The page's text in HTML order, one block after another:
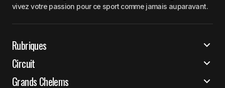
vivez votre passion pour ce sport comme jamais auparavant.
Rubriques
Circuit
Grands Chelems